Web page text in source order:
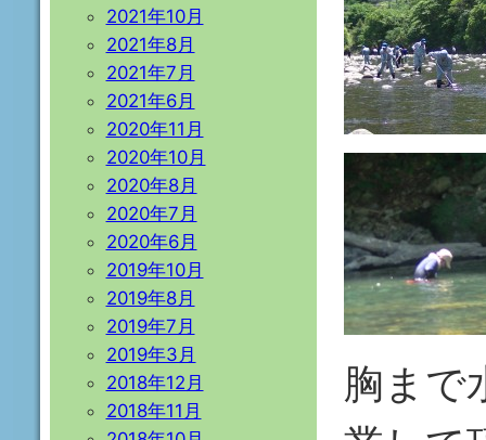
胸まで
2021年10月
2021年8月
2021年7月
2021年6月
2020年11月
2020年10月
2020年8月
2020年7月
2020年6月
2019年10月
2019年8月
2019年7月
2019年3月
2018年12月
2018年11月